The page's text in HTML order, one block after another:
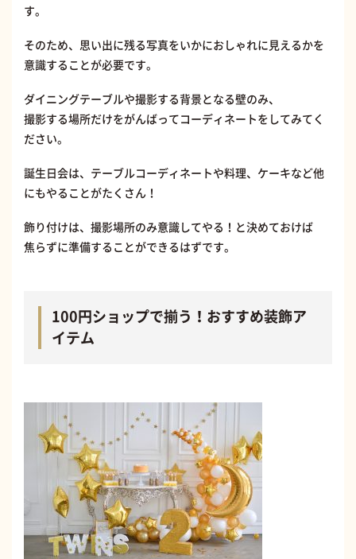
す。
そのため、思い出に残る写真をいかにおしゃれに見えるかを
意識することが必要です。
ダイニングテーブルや撮影する背景となる壁のみ、
撮影する場所だけをがんばってコーディネートをしてみてく
ださい。
誕生日会は、テーブルコーディネートや料理、ケーキなど他
にもやることがたくさん！
飾り付けは、撮影場所のみ意識してやる！と決めておけば
焦らずに準備することができるはずです。
100円ショップで揃う！おすすめ装飾ア
イテム